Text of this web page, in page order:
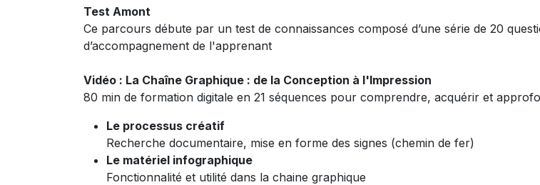
Test Amont
Ce parcours débute par un test de connaissances composé d’une série de 20
d’accompagnement de l'apprenant
Vidéo : La Chaîne Graphique : de la Conception à l'Impression
80 min de formation digitale en 21 séquences pour comprendre, acquérir et
Le processus créatif
Recherche documentaire, mise en forme des signes (chemin de fer)
Le matériel infographique
Fonctionnalité et utilité dans la chaine graphique